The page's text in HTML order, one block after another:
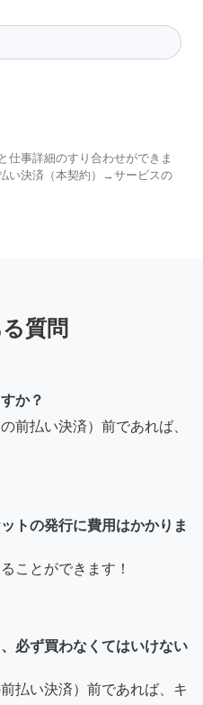
仕事詳細のすり合わせができま
い決済（本契約）→サービスの
質問
か？
前払い決済）前であれば、
トの発行に費用はかかりま
ことができます！
必ず買わなくてはいけない
払い決済）前であれば、キ